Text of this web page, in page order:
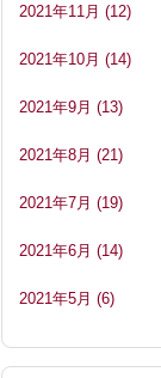
2021年11月 (12)
2021年10月 (14)
2021年9月 (13)
2021年8月 (21)
2021年7月 (19)
2021年6月 (14)
2021年5月 (6)